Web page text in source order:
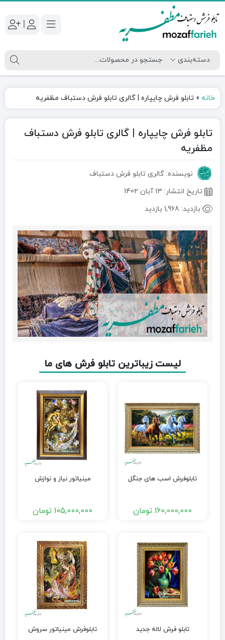
|
خانه » تابلو فرش چایپاره | گالری تابلو فرش دستباف مظفریه
تابلو فرش چایپاره | گالری تابلو فرش دستباف
مظفریه
نویسنده: گالری تابلو فرش دستباف
تاریخ انتشار: 13 آبان 1402
بازدید: 1,968 بازدید
لیست زیباترین تابلو فرش های ما
تابلوفرش اسب های جنگل
160,000,000 تومان
مینیاتور نیاز و نوازش
105,000,000 تومان
تابلو فرش لاله جدید تابلوفرش مینیاتور سروش